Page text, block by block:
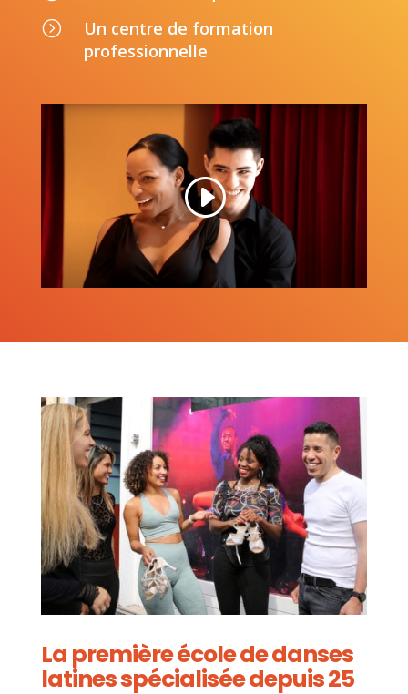
=
Un centre de formation
professionnelle
La première école de danses
latines spécialisée depuis 25